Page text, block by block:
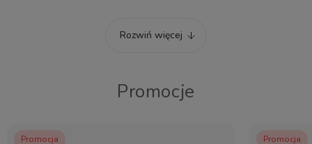
Specjalne kanały wentylacyjne w konstrukcji
fotelika zapewniają optymalny przepływ
dziecka podczas jazdy.
Rozwiń więcej
Promocje
Promocja Promocja